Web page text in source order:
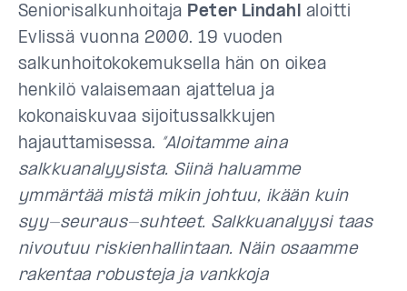
Seniorisalkunhoitaja Peter Lindahl aloitti
Evlissä vuonna 2000. 19 vuoden
salkunhoitokokemuksella hän on oikea
henkilö valaisemaan ajattelua ja
kokonaiskuvaa sijoitussalkkujen
hajauttamisessa. ”Aloitamme aina
salkkuanalyysista. Siinä haluamme
ymmärtää mistä mikin johtuu, ikään kuin
syy-seuraus-suhteet. Salkkuanalyysi taas
nivoutuu riskienhallintaan. Näin osaamme
rakentaa robusteja ja vankkoja